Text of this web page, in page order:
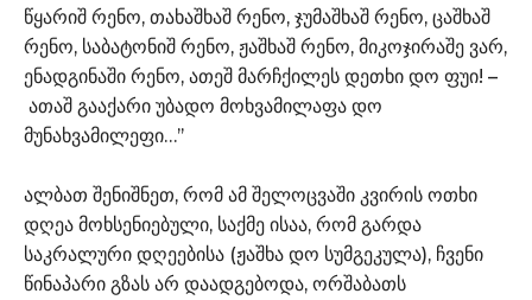
წყარიშ რენო, თახაშხაშ რენო, ჯუმაშხაშ რენო, ცაშხაშ
რენო, საბატონიშ რენო, ჟაშხაშ რენო, მიკოჯირაშე ვარ,
ენადგინაში რენო, ათეშ მარჩქილეს დეთხი დო ფუი! –
ათაშ გააქარი უბადო მოხვამილაფა დო
მუნახვამილეფი…’’
ალბათ შენიშნეთ, რომ ამ შელოცვაში კვირის ოთხი
დღეა მოხსენიებული, საქმე ისაა, რომ გარდა
საკრალური დღეებისა (ჟაშხა დო სუმგეკულა), ჩვენი
წინაპარი გზას არ დაადგებოდა, ორშაბათს